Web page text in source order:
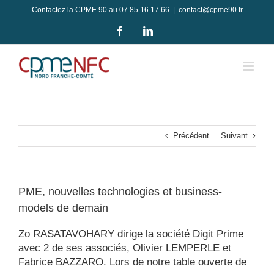
au
Contactez la CPME 90 au 07 85 16 17 66 contact@cpme90.fr
FacebookLinkedIn
Précédent Suivant
PME, nouvelles technologies et business-
models de demain
Zo RASATAVOHARY dirige la société Digit Prime
avec 2 de ses associés, Olivier LEMPERLE et
Fabrice BAZZARO. Lors de notre table ouverte de